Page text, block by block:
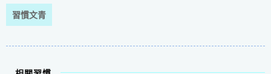
習慣文青